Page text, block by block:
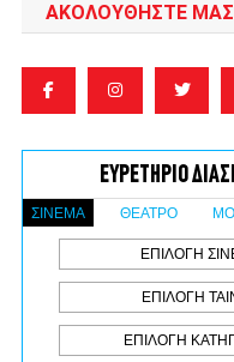
ΑΚΟΛΟΥΘΉΣΤΕ ΜΑΣ